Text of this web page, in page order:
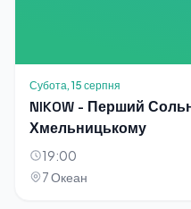
Субота, 15 серпня
NIKOW - Перший
Хмельницькому
19:00
7 Океан